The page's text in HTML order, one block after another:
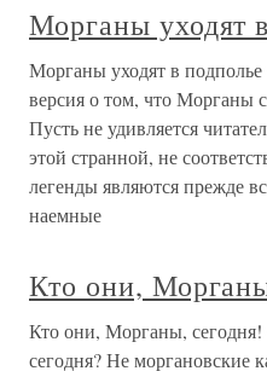
Морганы уходят
Морганы уходят в подполье
версия о том, что Морганы
Пусть не удивляется
этой странной, не
легенды являются прежде
наемные
Кто они,
Кто они, Морганы,
сегодня? Не моргановские